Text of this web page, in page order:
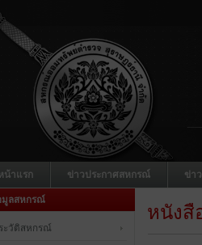
น้าแรก ข่าวประกาศสหกรณ์ ข่า
หนังสื
มูลสหกรณ์
ะวัติสหกรณ์